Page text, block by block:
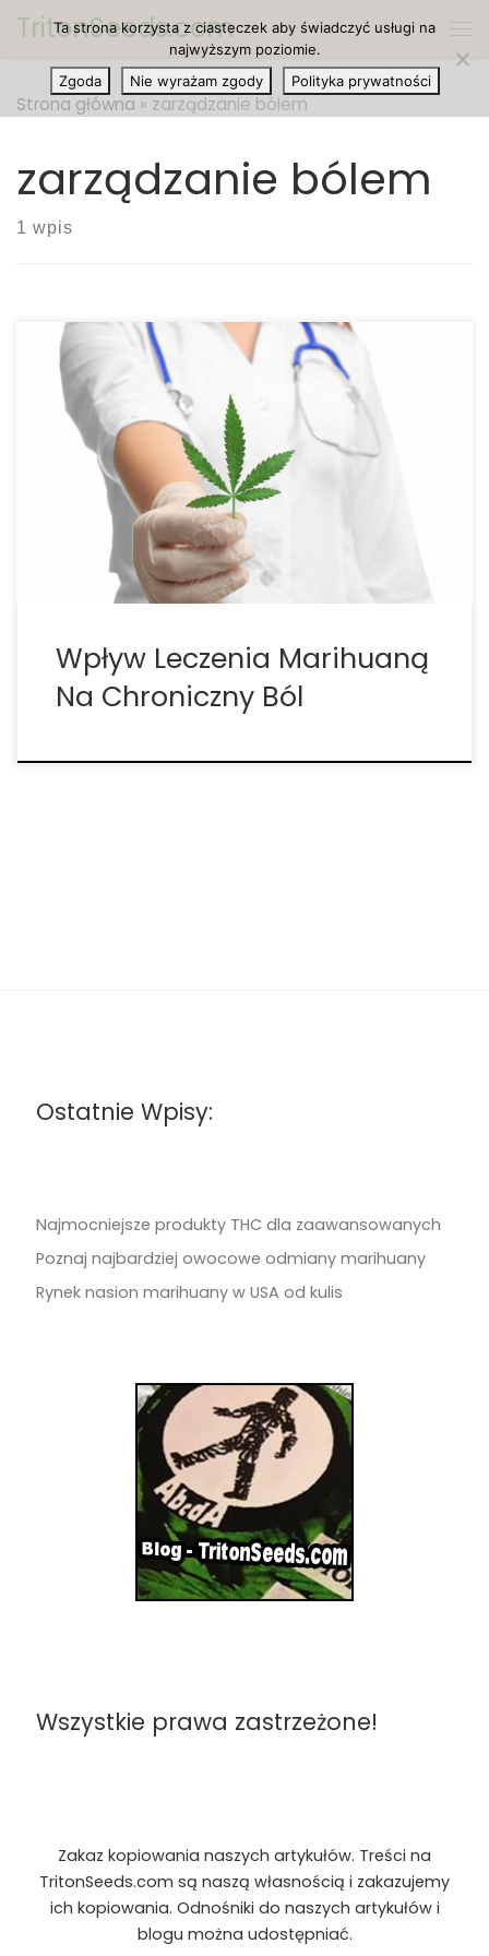
Przejdź do treści
TritonSeeds.com
Strona główna » zarządzanie bólem
zarządzanie bólem
1 wpis
Zarządzanie bólem jest jednym z głównych
powodów, dla których ludzie używają medycznej
marihuany. Według nowego badania
przeprowadzonego przez Harvard Medical School i
McLean Hospital w Bostonie, leczenie konopiami
może znacząco pomóc w przewlekłym bólu. Jak
donosi Pain News Network, 37 […]
Wpływ Leczenia Marihuaną
Na Chroniczny Ból
Ostatnie Wpisy:
Najmocniejsze produkty THC dla zaawansowanych
Poznaj najbardziej owocowe odmiany marihuany
Rynek nasion marihuany w USA od kulis
Wszystkie prawa zastrzeżone!
Zakaz kopiowania naszych artykułów. Treści na
TritonSeeds.com są naszą własnością i zakazujemy
ich kopiowania. Odnośniki do naszych artykułów i
blogu można udostępniać.
Ta strona korzysta z ciasteczek aby świadczyć usługi na
najwyższym poziomie.
Zgoda
Nie wyrażam zgody Polityka prywatności